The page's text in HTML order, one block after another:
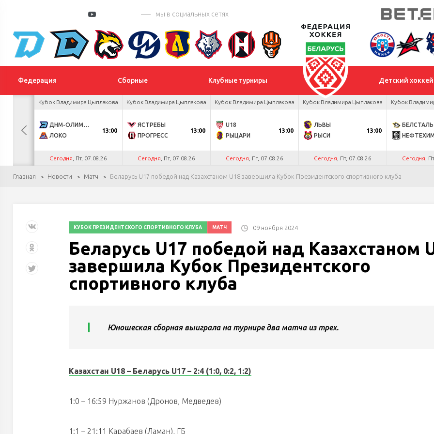
мы в социальных сетях
Федерация Сборные Клубные турниры Детский хоккей
Кубок Владимира Цыплакова
ДНМ-ОЛИМПИК
ЛОКО
13:00
Сегодня , Пт, 07.08.26
Кубок Владимира Цыплакова
ЯСТРЕБЫ
ПРОГРЕСС
13:00
Сегодня , Пт, 07.08.26
Кубок Владимира Цыплакова
U18
РЫЦАРИ
13:00
Сегодня , Пт, 07.08.26
Кубок Владимира Цыплакова
ЛЬВЫ
РЫСИ
13:00
Сегодня , Пт, 07.08.26
Кубок
БЕЛСТАЛЬ
Сегодня ,
Главная Новости Матч Беларусь U17 победой над Казахстаном U18 завершила Кубок Президентского спортивного клуба
КУБОК ПРЕЗИДЕНТСКОГО СПОРТИВНОГО КЛУБА МАТЧ 09 ноября 2024
Беларусь U17 победой над Казахстаном
завершила Кубок Президентского
спортивного клуба
Юношеская сборная выиграла на турнире два матча из трех.
Казахстан U18 – Беларусь U17 – 2:4 (1:0, 0:2, 1:2)
1:0 – 16:59 Нуржанов (Дронов, Медведев)
1:1 – 21:11 Карабаев (Ламан), ГБ